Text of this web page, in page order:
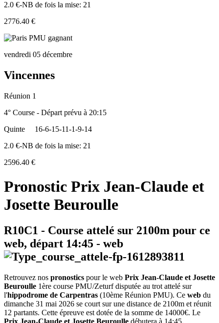
2.0 €-NB de fois la mise: 21
2776.40 €
vendredi 05 décembre
Vincennes
Réunion 1
4° Course - Départ prévu à 20:15
Quinte
16-6-15-11-1-9-14
2.0 €-NB de fois la mise: 21
2596.40 €
Pronostic Prix Jean-Claude et
Josette Beuroulle
R10C1 - Course attelé sur 2100m pour ce
web, départ 14:45 - web
Retrouvez nos pronostics pour le web Prix Jean-Claude et Josette
Beuroulle 1ère course PMU/Zeturf disputée au trot attelé sur
l'hippodrome de Carpentras (10ème Réunion PMU). Ce web du
dimanche 31 mai 2026 se court sur une distance de 2100m et réunit
12 partants. Cette épreuve est dotée de la somme de 14000€. Le
Prix Jean-Claude et Josette Beuroulle débutera à 14:45.